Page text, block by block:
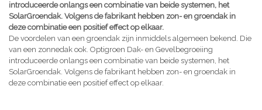
introduceerde onlangs een combinatie van beide systemen, het
SolarGroendak. Volgens de fabrikant hebben zon- en groendak in
deze combinatie een positief effect op elkaar.
De voordelen van een groendak zijn inmiddels algemeen bekend. Die
van een zonnedak ook. Optigroen Dak- en Gevelbegroeiing
introduceerde onlangs een combinatie van beide systemen, het
SolarGroendak. Volgens de fabrikant hebben zon- en groendak in
deze combinatie een positief effect op elkaar.